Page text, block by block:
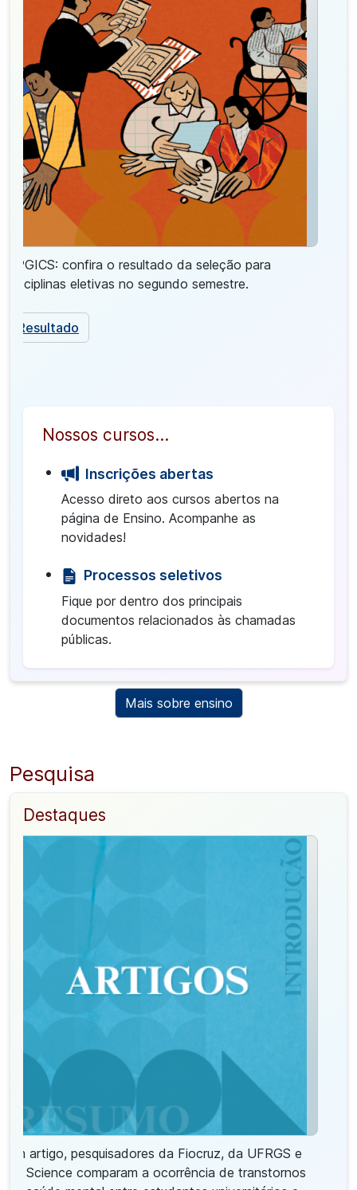
PPGICS: confira o resultado da seleção para
disciplinas eletivas no segundo semestre.
Resultado
Nossos cursos...
Inscrições abertas
Acesso direto aos cursos abertos na
página de Ensino. Acompanhe as
novidades!
Processos seletivos
Fique por dentro dos principais
documentos relacionados às chamadas
públicas.
Mais sobre ensino
Pesquisa
Destaques
Em artigo, pesquisadores da Fiocruz, da UFRGS e
da Science comparam a ocorrência de transtornos